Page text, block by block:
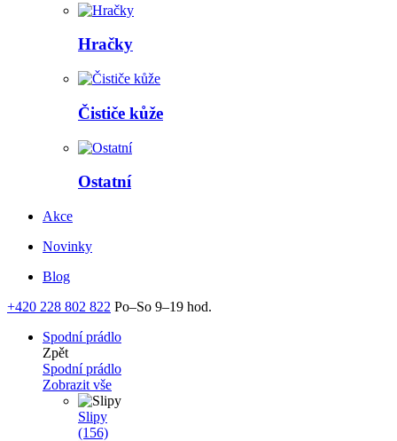
Hračky
Čističe kůže
Ostatní
Akce
Novinky
Blog
+420 228 802 822 Po–So 9–19 hod.
Spodní prádlo
Zpět
Spodní prádlo
Zobrazit vše
Slipy
(156)